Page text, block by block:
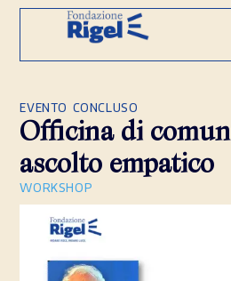
EVENTO CONCLUSO
Officina di
ascolto empatico
WORKSHOP